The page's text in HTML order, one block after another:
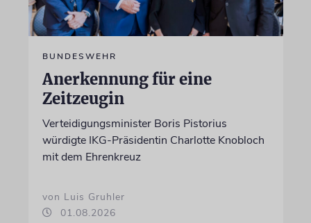
BUNDESWEHR
Anerkennung für eine
Zeitzeugin
Verteidigungsminister Boris Pistorius
würdigte IKG-Präsidentin Charlotte Knobloch
mit dem Ehrenkreuz
von Luis Gruhler
01.08.2026